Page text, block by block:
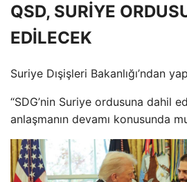
QSD, SURİYE
EDİLECEK
Suriye Dışişleri Bakanlığı’ndan
“SDG’nin Suriye ordusuna dahil
anlaşmanın devamı konusunda